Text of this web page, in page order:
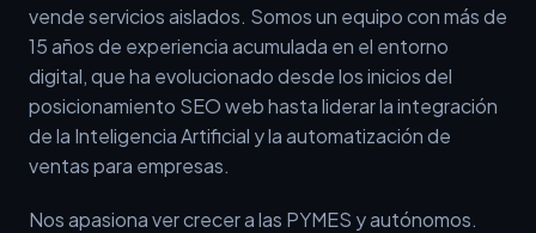
vende servicios aislados. Somos un equipo con más de
15 años de experiencia acumulada en el entorno
digital, que ha evolucionado desde los inicios del
posicionamiento SEO web hasta liderar la integración
de la Inteligencia Artificial y la automatización de
ventas para empresas.
Nos apasiona ver crecer a las PYMES y autónomos.